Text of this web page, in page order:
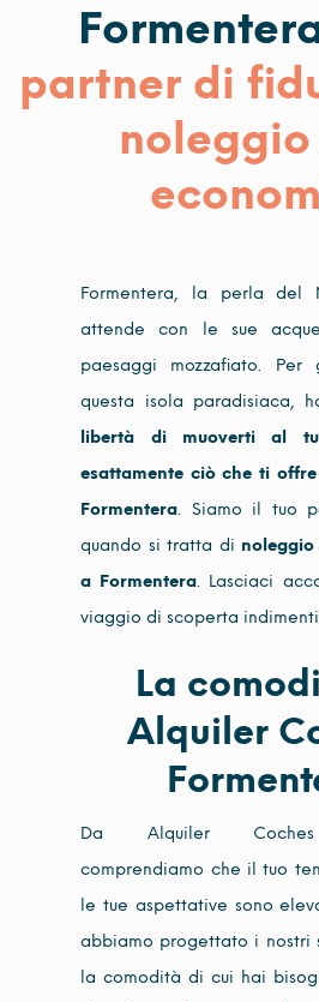
partner di
Formentera, la perla del
attende con le sue
paesaggi mozzafiato. Per
questa isola paradisiaca,
libertà di muoverti al
esattamente ciò che ti
Formentera. Siamo il tuo
quando si tratta di
a Formentera. Lasciaci
viaggio di scoperta
La
Alquiler
Da Alquiler Coches
comprendiamo che il tuo
le tue aspettative sono
abbiamo progettato i nostri
la comodità di cui hai